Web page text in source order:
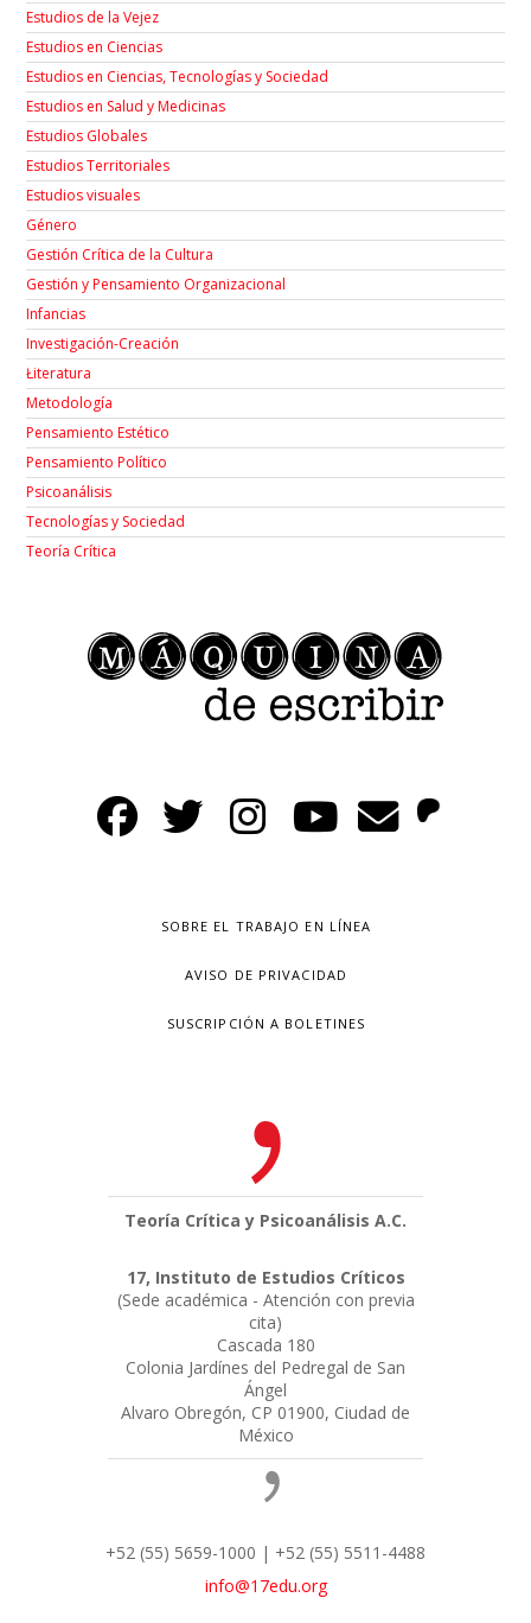
Estudios de la Vejez
Estudios en Ciencias
Estudios en Ciencias, Tecnologías y Sociedad
Estudios en Salud y Medicinas
Estudios Globales
Estudios Territoriales
Estudios visuales
Género
Gestión Crítica de la Cultura
Gestión y Pensamiento Organizacional
Infancias
Investigación-Creación
Łiteratura
Metodología
Pensamiento Estético
Pensamiento Político
Psicoanálisis
Tecnologías y Sociedad
Teoría Crítica
SOBRE EL TRABAJO EN LÍNEA
AVISO DE PRIVACIDAD
SUSCRIPCIÓN A BOLETINES
Teoría Crítica y Psicoanálisis A.C.
17, Instituto de Estudios Críticos
(Sede académica - Atención con previa
cita)
Cascada 180
Colonia Jardínes del Pedregal de San
Ángel
Alvaro Obregón, CP 01900, Ciudad de
México
+52 (55) 5659-1000 | +52 (55) 5511-4488
info@17edu.org